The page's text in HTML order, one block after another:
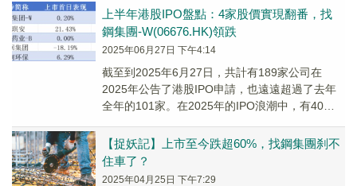
上半年港股IPO盤點：4家股價實現翻番，找
鋼集團-W(06676.HK)領跌
2025年06月27日 下午4:14
截至到2025年6月27日，共計有189家公司在
2025年公告了港股IPO申請，也遠遠超過了去年
全年的101家。在2025年的IPO浪潮中，有40家
【捉妖記】上市至今跌超60%，找鋼集團刹不
住車了？
2025年04月25日 下午7:29